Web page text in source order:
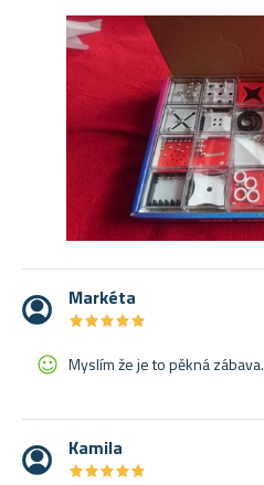
Markéta
★★★★★
★★★★★
Myslím že je to pěkná zábava.
Kamila
★★★★★
★★★★★